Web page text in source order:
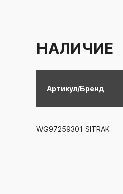
НАЛИЧИЕ
Артикул/Бренд
WG97259301 SITRAK